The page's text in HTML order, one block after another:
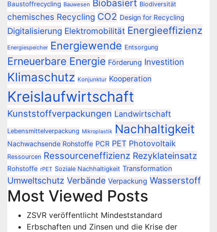
Baustoffrecycling Bauwesen Biobasiert Biodiversität
chemisches Recycling CO2 Design for Recycling
Digitalisierung Elektromobilität Energieeffizienz
Energiespeicher Energiewende Entsorgung
Erneuerbare Energie Förderung Investition
Klimaschutz Konjunktur Kooperation
Kreislaufwirtschaft
Kunststoffverpackungen Landwirtschaft
Lebensmittelverpackung Mikroplastik Nachhaltigkeit
Nachwachsende Rohstoffe PCR PET Photovoltaik
Ressourcen Ressourceneffizienz Rezyklateinsatz
Rohstoffe rPET Soziale Nachhaltigkeit Transformation
Umweltschutz Verbände Verpackung Wasserstoff
Most Viewed Posts
ZSVR veröffentlicht Mindeststandard
Erbschaften und Zinsen und die Krise der